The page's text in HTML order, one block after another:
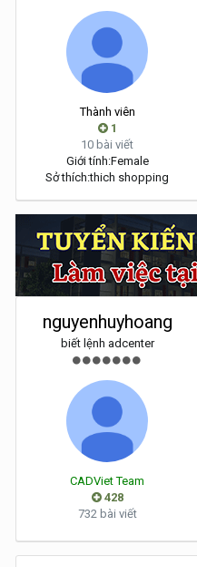
Thành viên
1
10 bài viết
Giới tính:Female
Sở thích:thich shopping
nguyenhuyhoang
biết lệnh adcenter
CADViet Team
428
732 bài viết